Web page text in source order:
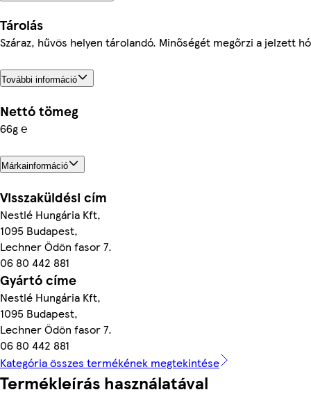
Tárolás
Száraz, hűvös helyen tárolandó. Minőségét megőrzi a jelzett
További információ
Nettó tömeg
66g ℮
Márkainformáció
Visszaküldési cím
Nestlé Hungária Kft,
1095 Budapest,
Lechner Ödön fasor 7.
06 80 442 881
Gyártó címe
Nestlé Hungária Kft,
1095 Budapest,
Lechner Ödön fasor 7.
06 80 442 881
Kategória összes termékének megtekintése
Termékleírás használatával